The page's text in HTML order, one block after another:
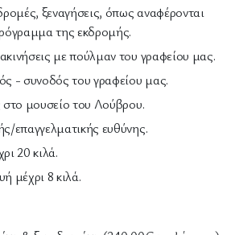
ξεναγήσεις, όπως αναφέρονται
της εκδρομής.
με πούλμαν του γραφείου μας.
- συνοδός του γραφείου μας.
στο μουσείο του Λούβρου.
επαγγελματικής ευθύνης.
20 κιλά.
μέχρι 8 κιλά.